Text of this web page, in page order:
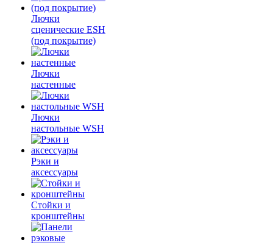
Лючки
сценические ESH
(под покрытие)
Лючки
настенные
Лючки
настольные WSH
Рэки и
аксессуары
Стойки и
кронштейны